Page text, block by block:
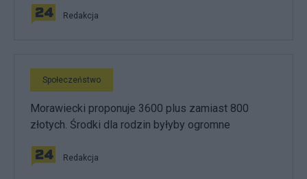
Redakcja
Społeczeństwo
Morawiecki proponuje 3600 plus zamiast 800
złotych. Środki dla rodzin byłyby ogromne
Redakcja